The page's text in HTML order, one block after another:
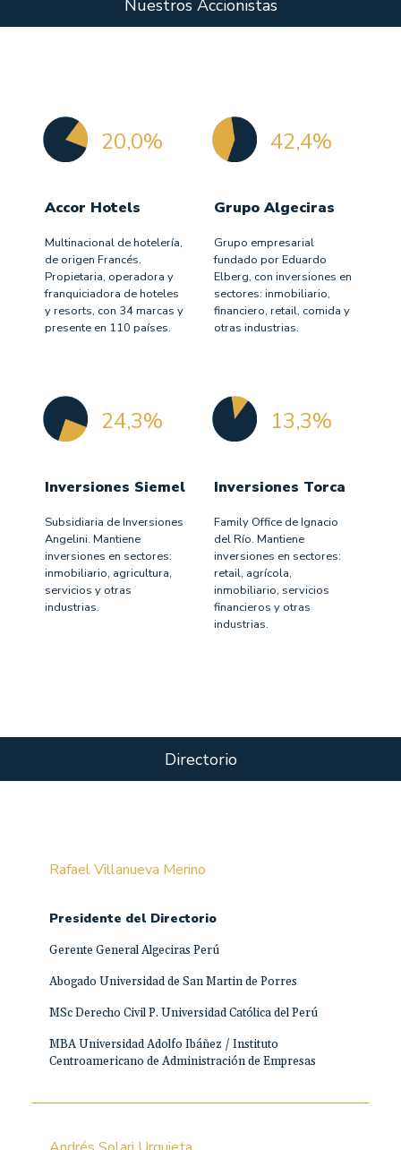
Nuestros Accionistas
20,0%
Accor Hotels
Multinacional de hotelería,
de origen Francés.
Propietaria, operadora y
franquiciadora de hoteles
y resorts, con 34 marcas y
presente en 110 países.
42,4%
Grupo Algeciras
Grupo empresarial
fundado por Eduardo
Elberg, con inversiones en
sectores: inmobiliario,
financiero, retail, comida y
otras industrias.
24,3%
Inversiones Siemel
Subsidiaria de Inversiones
Angelini. Mantiene
inversiones en sectores:
inmobiliario, agricultura,
servicios y otras
industrias.
13,3%
Inversiones Torca
Family Office de Ignacio
del Río. Mantiene
inversiones en sectores:
retail, agrícola,
inmobiliario, servicios
financieros y otras
industrias.
Directorio
Rafael Villanueva Merino
Presidente del Directorio
Gerente General Algeciras Perú
Abogado Universidad de San Martin de Porres
MSc Derecho Civil P. Universidad Católica del Perú
MBA Universidad Adolfo Ibáñez / Instituto
Centroamericano de Administración de Empresas